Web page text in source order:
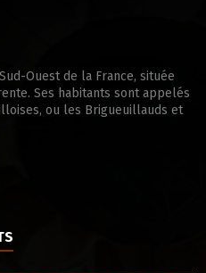
Ouest de la France, située
Ses habitants sont appelés
ou les Brigueuillauds et